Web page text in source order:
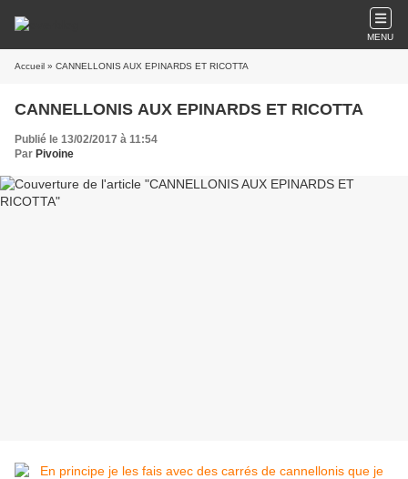
MENU
Accueil » CANNELLONIS AUX EPINARDS ET RICOTTA
CANNELLONIS AUX EPINARDS ET RICOTTA
Publié le 13/02/2017 à 11:54
Par Pivoine